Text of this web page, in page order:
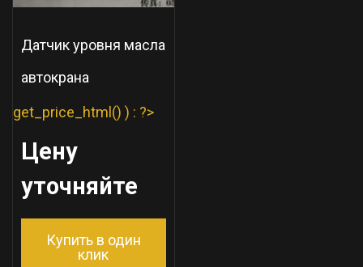
Датчик уровня масла
автокрана
get_price_html() ) : ?>
Цену
уточняйте
Купить в один
клик